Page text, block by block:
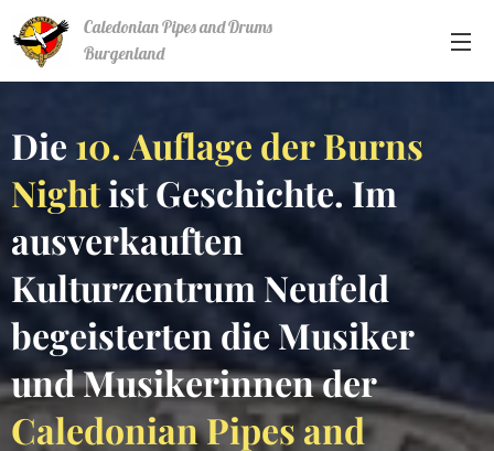
Caledonian Pipes and Drums
Burgenland
Die 10. Auflage der Burns
Nightist Geschichte. Im
ausverkauften
Kulturzentrum Neufeld
begeisterten die Musiker
und Musikerinnen der
Caledonian Pipes and